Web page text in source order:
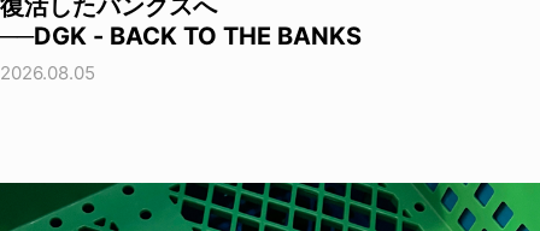
──DGK - BACK TO THE BANKS
2026.08.05